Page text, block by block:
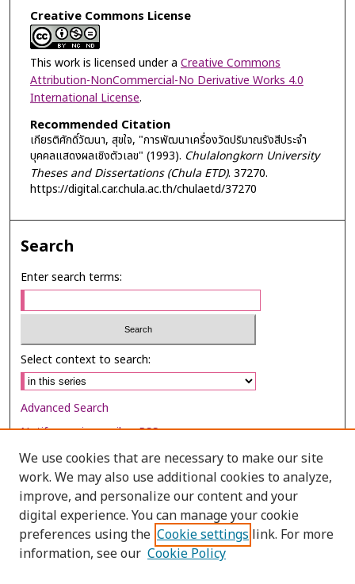
Creative Commons License
This work is licensed under a Creative Commons
Attribution-NonCommercial-No Derivative Works 4.0
International License.
Recommended Citation
เกียรติศักดิ์วัฒนา, สุขใจ, "การพัฒนาเครื่องวัดปริมาณรังสีประจำ
บุคคลแสดงผลเชิงตัวเลข" (1993). Chulalongkorn University
Theses and Dissertations (Chula ETD). 37270.
https://digital.car.chula.ac.th/chulaetd/37270
Search
Enter search terms:
Select context to search:
Advanced Search
Notify me via email orRSS
Browse
Collections
Disciplines
Authors
We use cookies that are necessary to make our site
work. We may also use additional cookies to analyze,
improve, and personalize our content and your
digital experience. You can manage your cookie
preferences using the Cookie settings link. For more
information, see our Cookie Policy